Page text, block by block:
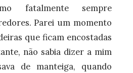
fatalmente sempre
Parei um momento
que ficam encostadas
não sabia dizer a mim
de manteiga, quando